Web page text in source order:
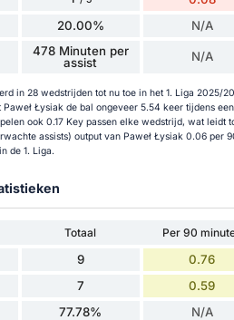
20.00% N/A
478 Minuten per
assist
N/A
in 28 wedstrijden tot nu toe in het 1. Liga 2025/
Łysiak de bal ongeveer 5.54 keer tijdens
ook 0.17 Key passen elke wedstrijd, wat leidt
assists) output van Paweł Łysiak 0.06 per
de 1. Liga.
Totaal Per 90
9 0.76
7 0.59
77.78% N/A